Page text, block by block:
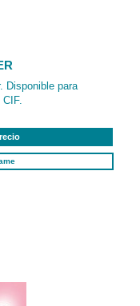
Disponible para